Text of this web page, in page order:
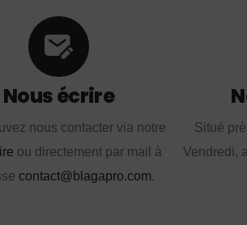
Nous écrire
nous contacter via notre
ou directement par mail à
contact@blagapro.com.
Situé
Vendredi,